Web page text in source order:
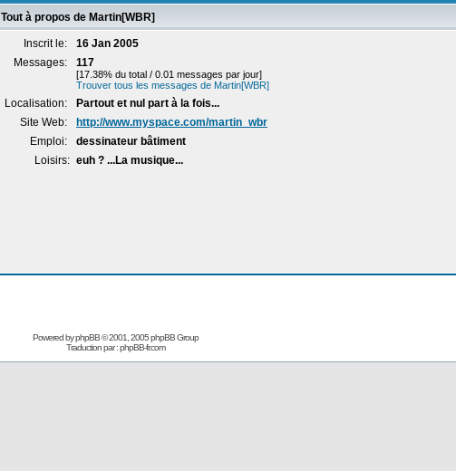
Tout à propos de Martin[WBR]
Inscrit le:
16 Jan 2005
Messages:
117
[17.38% du total / 0.01 messages par jour]
Trouver tous les messages de Martin[WBR]
Localisation:
Partout et nul part à la fois...
Site Web:
http://www.myspace.com/martin_wbr
Emploi:
dessinateur bâtiment
Loisirs: euh ? ...La musique...
Powered byphpBB© 2001, 2005 phpBB Group
Traduction par :phpBB-fr.com